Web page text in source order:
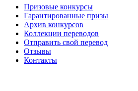
Призовые конкурсы
Гарантированные призы
Архив конкурсов
Коллекции переводов
Отправить свой перевод
Отзывы
Контакты